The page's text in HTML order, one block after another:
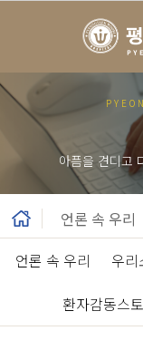
아픔을 견디고
언론 속 우리 우리
환자감동스